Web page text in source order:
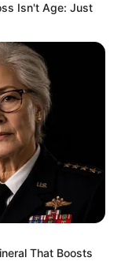
Isn't Age: Just
That Boosts